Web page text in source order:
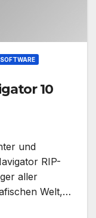
10
und
RIP-
aller
Welt,…